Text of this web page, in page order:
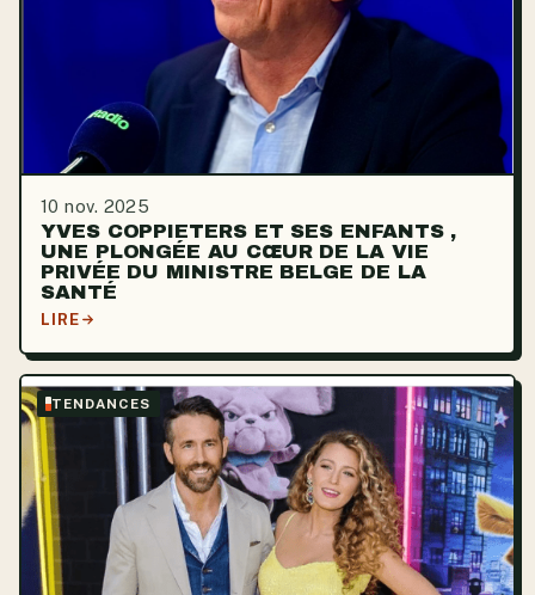
10 nov. 2025
YVES COPPIETERS ET SES ENFANTS ,
UNE PLONGÉE AU CŒUR DE LA VIE
PRIVÉE DU MINISTRE BELGE DE LA
SANTÉ
LIRE
TENDANCES